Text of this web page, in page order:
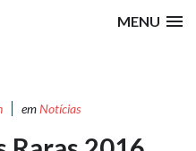
MENU
emNotícias